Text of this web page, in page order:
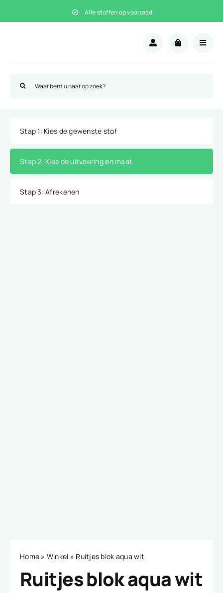
naar
Alle stoffen op voorraad
naar:
Stap 1: Kies de gewenste stof
Stap 2: Kies de uitvoering en maat
Stap 3: Afrekenen
Home » Winkel » Ruitjes blok aqua wit
Ruitjes blok aqua wit